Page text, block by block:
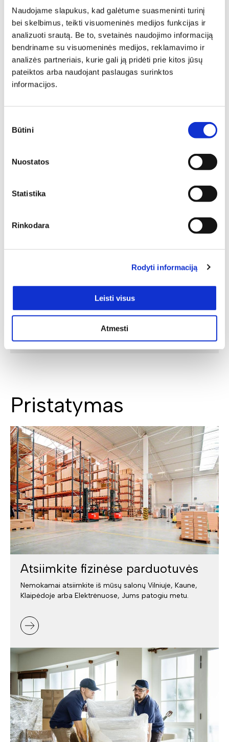
Naudojame slapukus, kad galėtume suasmeninti turinį
bei skelbimus, teikti visuomeninės medijos funkcijas ir
analizuoti srautą. Be to, svetainės naudojimo informaciją
bendriname su visuomeninės medijos, reklamavimo ir
analizės partneriais, kurie gali ją pridėti prie kitos jūsų
pateiktos arba naudojant paslaugas surinktos
informacijos.
pasirinkimas
Būtini
Nuostatos
Statistika
Rinkodara
Rodyti informaciją
Leisti visus
Atmesti
Individuali
specialisto
konsultacija
pasiruošę Jums padėti susikurti savo svajonių interjerą!
Pristatymas
Atsiimkite fizinėse parduotuvės
Nemokamai atsiimkite iš mūsų salonų Vilniuje, Kaune,
Klaipėdoje arba Elektrėnuose, Jums patogiu metu.